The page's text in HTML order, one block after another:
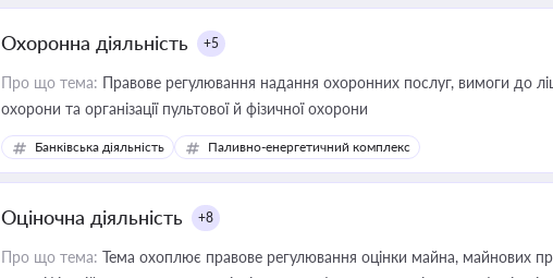
Охоронна діяльність +5
Про що тема: Правове регулювання надання охоронних послуг, вимоги до
охорони та організації пультової й фізичної охорони
Банківська діяльність Паливно-енергетичний комплекс
Оціночна діяльність +8
Про що тема: Тема охоплює правове регулювання оцінки майна, майнових